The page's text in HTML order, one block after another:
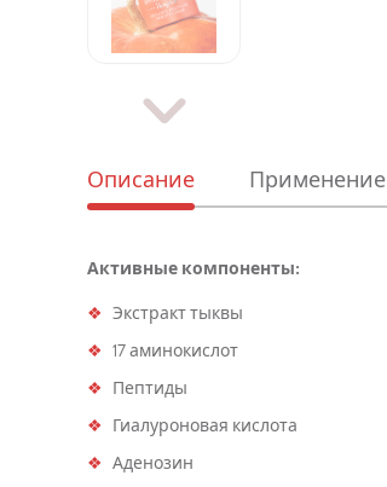
Описание Применение
Активные компоненты:
Экстракт тыквы
17 аминокислот
Пептиды
Гиалуроновая кислота
Аденозин